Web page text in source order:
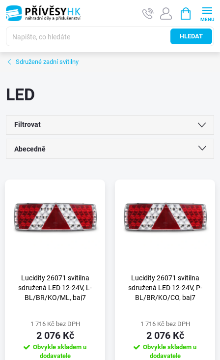
Přejít
na
obsah
HLEDAT
NÁKUPNÍ
KOŠÍK
Sdružené zadní svítilny
LED
Filtrovat
Ř
z
e
Abecedně
Nejprodávanější
ý
p
Lucidity 26071 svítilna
sdružená LED 12-24V, L-
BL/BR/KO/ML, baj7
1 716 Kč bez DPH
2 076 Kč
Obvykle skladem u
dodavatele
Lucidity 26071 svítilna
sdružená LED 12-24V, P-
BL/BR/KO/CO, baj7
1 716 Kč bez DPH
2 076 Kč
Obvykle skladem u
dodavatele